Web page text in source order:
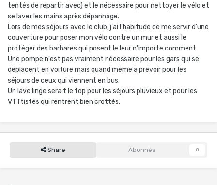
tentés de repartir avec) et le nécessaire pour nettoyer le vélo et
se laver les mains après dépannage.
Lors de mes séjours avec le club, j'ai l'habitude de me servir d'une
couverture pour poser mon vélo contre un mur et aussi le
protéger des barbares qui posent le leur n'importe comment.
Une pompe n'est pas vraiment nécessaire pour les gars qui se
déplacent en voiture mais quand même à prévoir pour les
séjours de ceux qui viennent en bus.
Un lave linge serait le top pour les séjours pluvieux et pour les
VTTtistes qui rentrent bien crottés.
Share Abonnés 0